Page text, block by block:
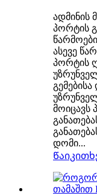
ადმინის
პორტის
ასევე
პორტის
მოიცავს
დომი...